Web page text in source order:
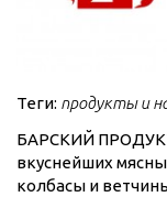
Теги: продукты и
БАРСКИЙ
вкуснейших
колбасы и